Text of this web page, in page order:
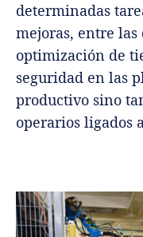
determinadas
mejoras, entre las
optimización de
seguridad en las
productivo sino
operarios ligados